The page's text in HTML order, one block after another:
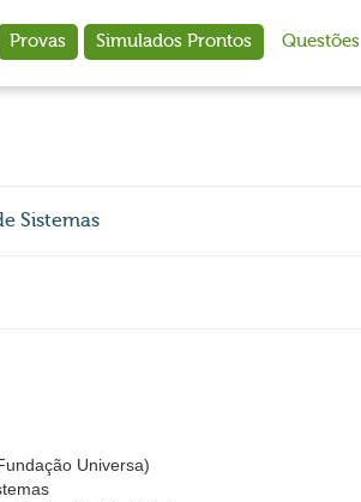
Provas Simulados Prontos Questões
Sistemas
Universa)